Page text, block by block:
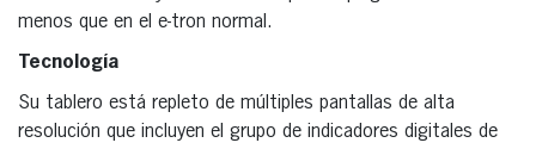
menos que en el e-tron normal.
Tecnología
Su tablero está repleto de múltiples pantallas de alta
resolución que incluyen el grupo de indicadores digitales de